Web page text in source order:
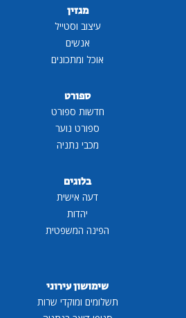
מגזין
עיצוב וסטייל
אנשים
אוכל ומתכונים
ספורט
חדשות ספורט
ספורט נוער
מכבי נתניה
בלוגים
דעה אישית
יהדות
הפינה המשפטית
שימושון עירוני
תשלומים ומוקדי שרות